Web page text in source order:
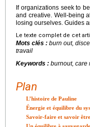
If organizations seek to
and creative. Well-being
losing ourselves. Guides
Le texte complet de cet
Mots clés : burn out,
travail
Keywords : burnout, care
Plan
L’histoire de Pauline
Énergie et équilibre du
Savoir-faire et savoir être